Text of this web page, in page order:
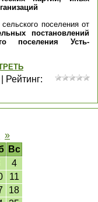
поселения от
постановлений
поселения Усть-
Рейтинг:
»
Вс
4
11
18